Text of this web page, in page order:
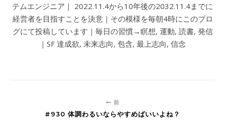
テムエンジニア｜ 2022.11.4から10年後の2032.11.4までに
経営者を目指すことを決意｜その模様を毎朝4時にこのブロ
グにて投稿しています｜毎日の習慣→瞑想, 運動, 読書, 発信
｜SF 達成欲, 未来志向, 包含, 最上志向, 信念
前
#930 体調わるいならやすめばいいよね？